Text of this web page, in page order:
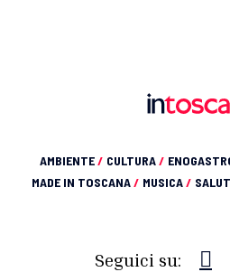
AMBIENTE/ CULTURA/
MADE IN TOSCANA/ MUSICA/
Seguici su: